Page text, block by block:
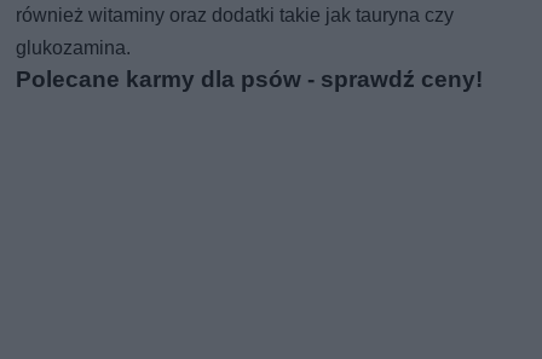
również witaminy oraz dodatki takie jak tauryna czy
glukozamina.
Polecane karmy dla psów - sprawdź ceny!